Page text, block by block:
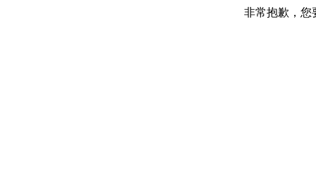
非常抱歉，您